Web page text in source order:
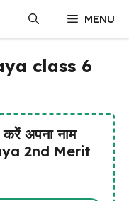
MENU
class 6
अपना नाम
2nd Merit